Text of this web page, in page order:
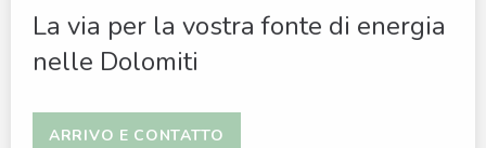
La via per la vostra fonte di energia
nelle Dolomiti
ARRIVO E CONTATTO